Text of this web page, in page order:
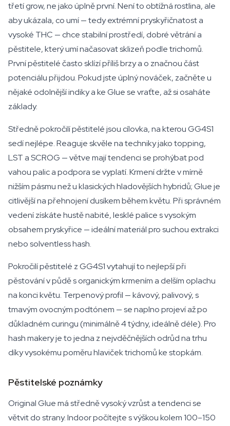
třetí grow, ne jako úplně první. Není to obtížná rostlina, ale
aby ukázala, co umí — tedy extrémní pryskyřičnatost a
vysoké THC — chce stabilní prostředí, dobré větrání a
pěstitele, který umí načasovat sklizeň podle trichomů.
První pěstitelé často sklízí příliš brzy a o značnou část
potenciálu přijdou. Pokud jste úplný nováček, začněte u
nějaké odolnější indiky a ke Glue se vraťte, až si osaháte
základy.
Středně pokročilí pěstitelé jsou cílovka, na kterou GG4S1
sedí nejlépe. Reaguje skvěle na techniky jako topping,
LST a SCROG — větve mají tendenci se prohýbat pod
vahou palic a podpora se vyplatí. Krmení držte v mírně
nižším pásmu než u klasických hladovějších hybridů; Glue je
citlivější na přehnojení dusíkem během květu. Při správném
vedení získáte hustě nabité, lesklé palice s vysokým
obsahem pryskyřice — ideální materiál pro suchou extrakci
nebo solventless hash.
Pokročilí pěstitelé z GG4S1 vytahují to nejlepší při
pěstování v půdě s organickým krmením a delším oplachu
na konci květu. Terpenový profil — kávový, palivový, s
tmavým ovocným podtónem — se naplno projeví až po
důkladném curingu (minimálně 4 týdny, ideálně déle). Pro
hash makery je to jedna z nejvděčnějších odrůd na trhu
díky vysokému poměru hlaviček trichomů ke stopkám.
Pěstitelské poznámky
Original Glue má středně vysoký vzrůst a tendenci se
větvit do strany. Indoor počítejte s výškou kolem 100–150